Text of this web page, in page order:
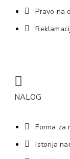
Pravo na
NALOG
Forma za
Istorija